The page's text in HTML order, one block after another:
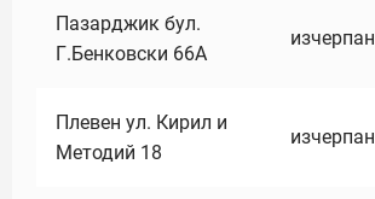
Пазарджик бул.
Г.Бенковски 66А
изчерпан
Плевен ул. Кирил и
Методий 18
изчерпан